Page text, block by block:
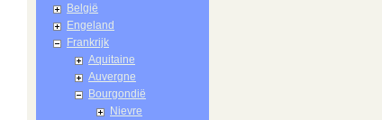
België
Engeland
Frankrijk
Aquitaine
Auvergne
Bourgondië
Nievre